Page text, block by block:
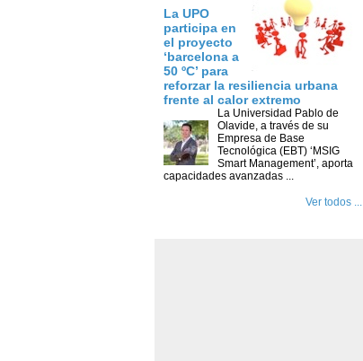
La UPO
participa en
el proyecto
‘barcelona a
50 ºC’ para
reforzar la resiliencia urbana
frente al calor extremo
La Universidad Pablo de
Olavide, a través de su
Empresa de Base
Tecnológica (EBT) ‘MSIG
Smart Management’, aporta
capacidades avanzadas ...
Ver todos ...